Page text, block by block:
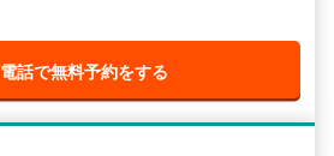
電話で無料予約をする